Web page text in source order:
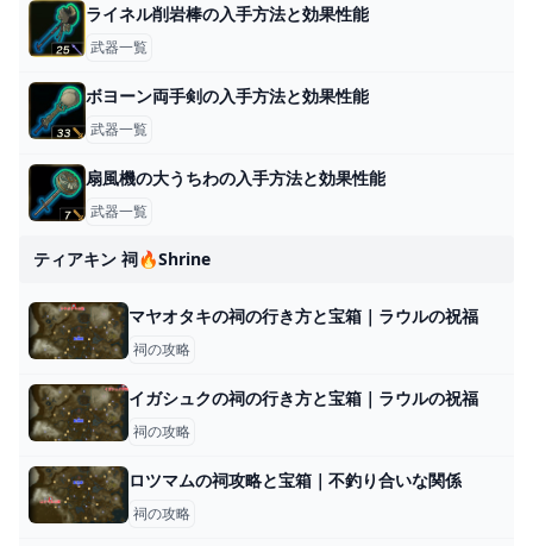
ライネル削岩棒の入手方法と効果性能
武器一覧
ボヨーン両手剣の入手方法と効果性能
武器一覧
扇風機の大うちわの入手方法と効果性能
武器一覧
ティアキン 祠🔥shrine
マヤオタキの祠の行き方と宝箱｜ラウルの祝福
祠の攻略
イガシュクの祠の行き方と宝箱｜ラウルの祝福
祠の攻略
ロツマムの祠攻略と宝箱｜不釣り合いな関係
祠の攻略